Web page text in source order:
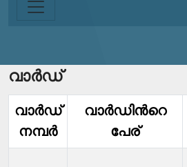
വാര്‍ഡ്
വാര്‍ഡ്‌
നമ്പര്‍
വാര്‍ഡിൻറെ
പേര്